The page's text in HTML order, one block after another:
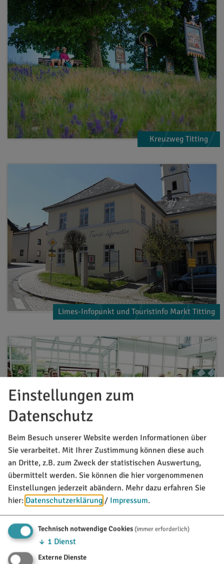
Kreuzweg Titting
Limes-Infopunkt und Touristinfo Markt Titting
Musikschule Titting
Einstellungen zum
Datenschutz
Beim Besuch unserer Website werden Informationen über
Sie verarbeitet. Mit Ihrer Zustimmung können diese auch
an Dritte, z.B. zum Zweck der statistischen Auswertung,
übermittelt werden. Sie können die hier vorgenommenen
Einstellungen jederzeit abändern. Mehr dazu erfahren Sie
hier: Datenschutzerklärung / Impressum.
Technisch notwendige Cookies(immer erforderlich)
↓ 1 Dienst
Externe Dienste